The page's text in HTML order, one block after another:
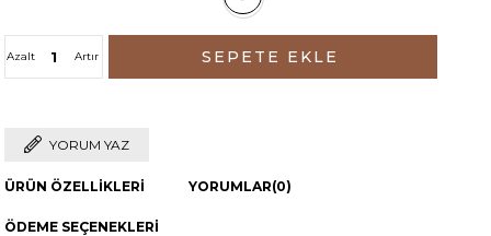
Artır
Azalt
YORUM YAZ
ÜRÜN ÖZELLIKLERI YORUMLAR(0)
ÖDEME SEÇENEKLERI